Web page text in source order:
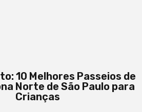
10 Melhores Passeios de
Norte de São Paulo para
Crianças